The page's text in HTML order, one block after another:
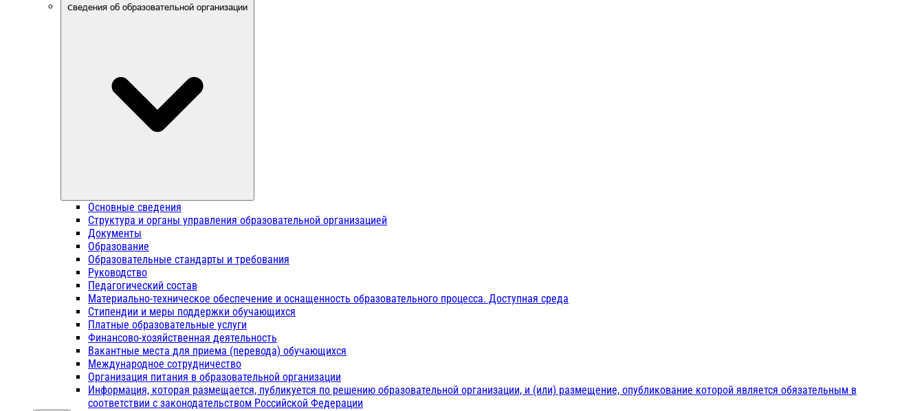
Сведения об образовательной организации
Основные сведения
Структура и органы управления образовательной организацией
Документы
Образование
Образовательные стандарты и требования
Руководство
Педагогический состав
Материально-техническое обеспечение и оснащенность образовательного процесса. Доступная среда
Стипендии и меры поддержки обучающихся
Платные образовательные услуги
Финансово-хозяйственная деятельность
Вакантные места для приема (перевода) обучающихся
Международное сотрудничество
Организация питания в образовательной организации
Информация, которая размещается, публикуется по решению образовательной организации, и (или) размещение, опубликование которой является обязательным в
соответствии с законодательством Российской Федерации